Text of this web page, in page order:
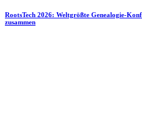
RootsTech 2026: Weltgrößte Genealogie-
zusammen